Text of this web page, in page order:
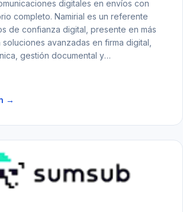
digitales en envíos con
completo. Namirial es un referente
de confianza digital, presente en más
avanzadas en firma digital,
gestión documental y
→